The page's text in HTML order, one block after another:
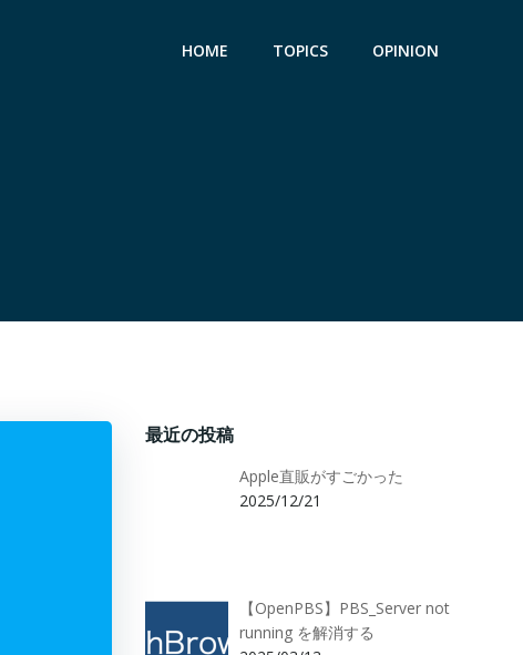
HOME TOPICS OPINION
最近の投稿
Apple直販がすごかった
2025/12/21
【OpenPBS】PBS_Server not
running を解消する